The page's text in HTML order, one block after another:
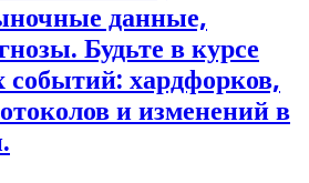
данные,
Будьте в курсе
событий: хардфорков,
и изменений в